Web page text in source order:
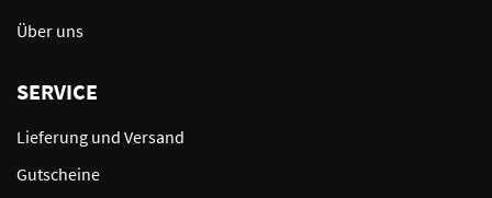
Über uns
SERVICE
Lieferung und Versand
Gutscheine